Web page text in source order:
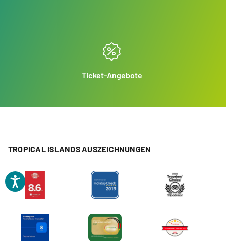
Ticket-Angebote
TROPICAL ISLANDS AUSZEICHNUNGEN